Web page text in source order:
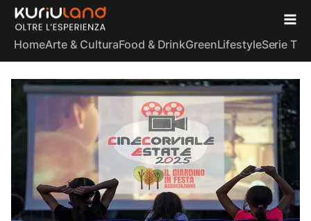
HomeArte & CulturaFood & DrinkGreenLifestyleSerie TV